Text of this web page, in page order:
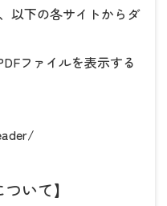
以下の各サイトからダ
ファイルを表示する
いて】